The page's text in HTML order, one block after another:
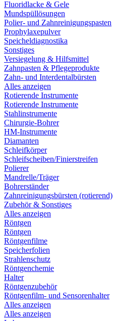
Fluoridlacke & Gele
Mundspüllösungen
Polier- und Zahnreinigungspasten
Prophylaxepulver
Speicheldiagnostika
Sonstiges
Versiegelung & Hilfsmittel
Zahnpasten & Pflegeprodukte
Zahn- und Interdentalbürsten
Alles anzeigen
Rotierende Instrumente
Rotierende Instrumente
Stahlinstrumente
Chirurgie-Bohrer
HM-Instrumente
Diamanten
Schleifkörper
Schleifscheiben/Finierstreifen
Polierer
Mandrelle/Träger
Bohrerständer
Zahnreinigungsbürsten (rotierend)
Zubehör & Sonstiges
Alles anzeigen
Röntgen
Röntgen
Röntgenfilme
Speicherfolien
Strahlenschutz
Röntgenchemie
Halter
Röntgenzubehör
Röntgenfilm- und Sensorenhalter
Alles anzeigen
Alles anzeigen